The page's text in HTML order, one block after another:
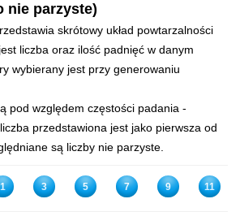
nie parzyste)
skrótowy układ powtarzalności
liczba oraz ilość padnięć w danym
wybierany jest przy generowaniu
pod względem częstości padania -
przedstawiona jest jako pierwsza od
są liczby nie parzyste.
1 3 5 7 9 11